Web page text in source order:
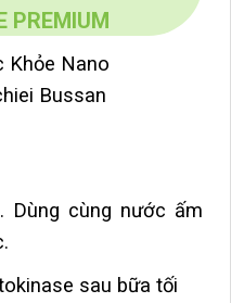
PREMIUM
Dùng cùng nước ấm
sau bữa tối